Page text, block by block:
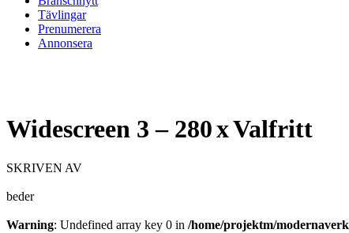
Tävlingar
Prenumerera
Annonsera
Widescreen 3 – 280 x Valfritt
SKRIVEN AV
beder
Warning: Undefined array key 0 in /home/projektm/